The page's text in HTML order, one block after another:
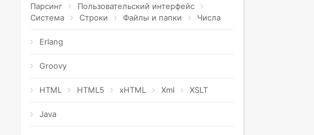
Парсинг
Пользовательский интерфейс
Система
Строки Файлы и папки Числа
Erlang
Groovy
HTML HTML5 xHTML Xml XSLT
Java